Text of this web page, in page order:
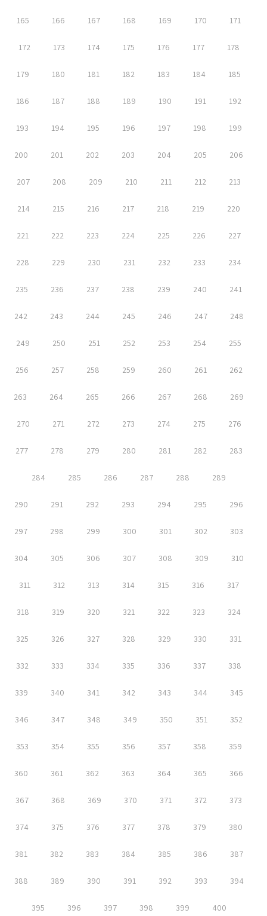
165 166 167 168 169 170 171
172 173 174 175 176 177 178
179 180 181 182 183 184 185
186 187 188 189 190 191 192
193 194 195 196 197 198 199
200 201 202 203 204 205 206
207 208 209 210 211 212 213
214 215 216 217 218 219 220
221 222 223 224 225 226 227
228 229 230 231 232 233 234
235 236 237 238 239 240 241
242 243 244 245 246 247 248
249 250 251 252 253 254 255
256 257 258 259 260 261 262
263 264 265 266 267 268 269
270 271 272 273 274 275 276
277 278 279 280 281 282 283
284 285 286 287 288 289
290 291 292 293 294 295 296
297 298 299 300 301 302 303
304 305 306 307 308 309 310
311 312 313 314 315 316 317
318 319 320 321 322 323 324
325 326 327 328 329 330 331
332 333 334 335 336 337 338
339 340 341 342 343 344 345
346 347 348 349 350 351 352
353 354 355 356 357 358 359
360 361 362 363 364 365 366
367 368 369 370 371 372 373
374 375 376 377 378 379 380
381 382 383 384 385 386 387
388 389 390 391 392 393 394
395 396 397 398 399 400